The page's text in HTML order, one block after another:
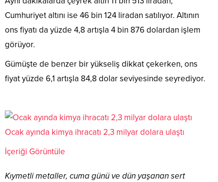
Cumhuriyet altını ise 46 bin 124 liradan satılıyor. Altının
ons fiyatı da yüzde 4,8 artışla 4 bin 876 dolardan işlem
görüyor.
Gümüşte de benzer bir yükseliş dikkat çekerken, ons
fiyat yüzde 6,1 artışla 84,8 dolar seviyesinde seyrediyor.
Ocak ayında kimya ihracatı 2,3 milyar dolara ulaştı
İçeriği Görüntüle
Kıymetli metaller, cuma günü ve dün yaşanan sert